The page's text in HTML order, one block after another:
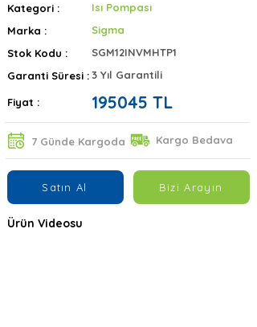
Kategori :
Isı Pompası
Marka :
Sigma
Stok Kodu :
SGM12INVMHTP1
Garanti Süresi :3 Yıl Garantili
Fiyat : 195045 TL
7 Günde Kargoda Kargo Bedava
Satın Al Bizi Arayın
Ürün Videosu